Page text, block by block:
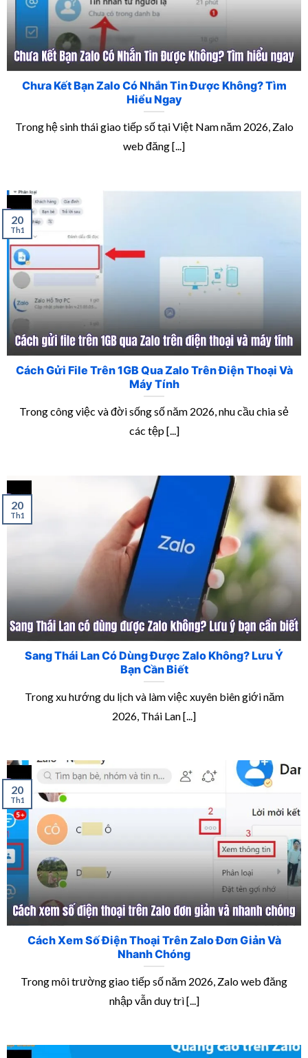
Chưa Kết Bạn Zalo Có Nhắn Tin Được Không? Tìm
Hiểu Ngay
Trong hệ sinh thái giao tiếp số tại Việt Nam năm 2026, Zalo
web đăng [...]
Cách Gửi File Trên 1GB Qua Zalo Trên Điện Thoại Và
Máy Tính
Trong công việc và đời sống số năm 2026, nhu cầu chia sẻ
các tệp [...]
20
Th1
Sang Thái Lan Có Dùng Được Zalo Không? Lưu Ý
Bạn Cần Biết
Trong xu hướng du lịch và làm việc xuyên biên giới năm
2026, Thái Lan [...]
20
Th1
Cách Xem Số Điện Thoại Trên Zalo Đơn Giản Và
Nhanh Chóng
Trong môi trường giao tiếp số năm 2026, Zalo web đăng
nhập vẫn duy trì [...]
20
Th1